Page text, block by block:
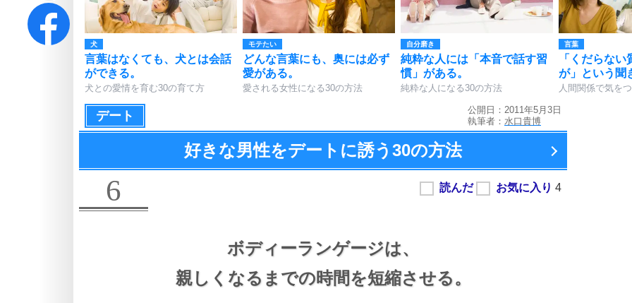
犬
言葉はなくても、犬とは会話
ができる。
犬との愛情を育む30の育て方
モテたい
どんな言葉にも、奥には必ず
愛がある。
愛される女性になる30の方法
自分磨き
純粋な人には「本音で話す習
慣」がある。
純粋な人になる30の方法
言葉
「くだらな
が」という聞
人間関係で気を
デート
公開日：2011年5月3日
執筆者： 水口貴博
好きな男性をデートに誘う 30の方法
6
ボディーランゲージは、
親しくなるまでの時間を短縮させる。